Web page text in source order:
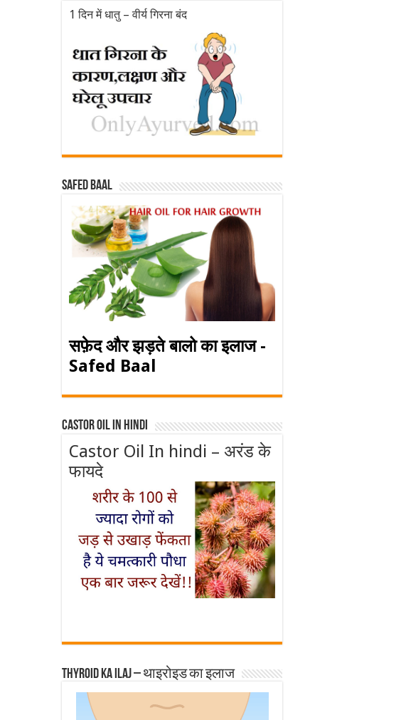
1 दिन में धातु – वीर्य गिरना बंद
Safed baal
सफ़ेद और झड़ते बालो का इलाज -
Safed Baal
Castor Oil In Hindi
Castor Oil In hindi – अरंड के
फायदे
Thyroid ka ilaj – थाइरोइड का इलाज